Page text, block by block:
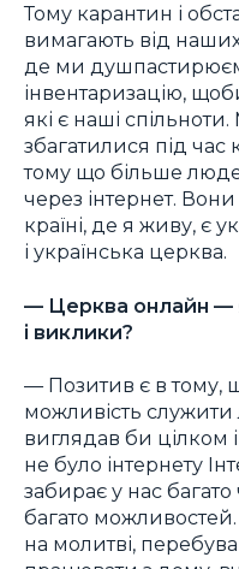
Тому карантин і
вимагають від наших
де ми
інвентаризацію,
які є наші
збагатилися під
тому що більше
через інтернет.
країні, де я живу, є
і українська церква.
— Церква онлайн —
і виклики?
— Позитив є в тому,
можливість
виглядав би цілком
не було інтернету
забирає у нас багато
багато
на молитві,